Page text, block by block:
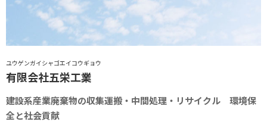
ユウゲンガイシャゴエイコウギョウ
有限会社五栄工業
建設系産業廃棄物の収集運搬・中間処理・リサイクル 環境保
全と社会貢献